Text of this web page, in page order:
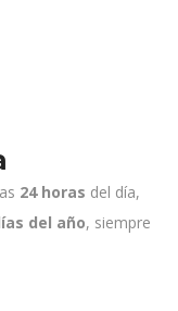
24 horas del día,
del año, siempre